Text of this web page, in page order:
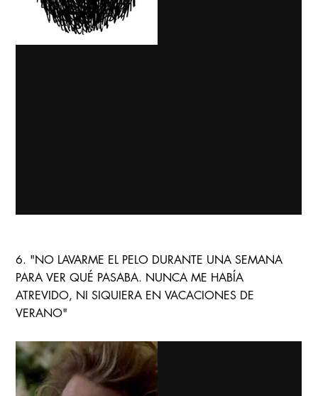
6. "NO LAVARME EL PELO DURANTE UNA SEMANA
PARA VER QUÉ PASABA. NUNCA ME HABÍA
ATREVIDO, NI SIQUIERA EN VACACIONES DE
VERANO"